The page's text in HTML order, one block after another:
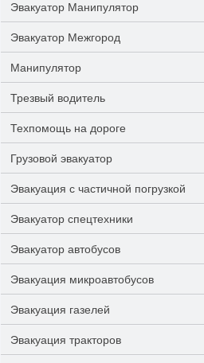
Эвакуатор Манипулятор
Эвакуатор Межгород
Манипулятор
Трезвый водитель
Техпомощь на дороге
Грузовой эвакуатор
Эвакуация с частичной погрузкой
Эвакуатор спецтехники
Эвакуатор автобусов
Эвакуация микроавтобусов
Эвакуация газелей
Эвакуация тракторов